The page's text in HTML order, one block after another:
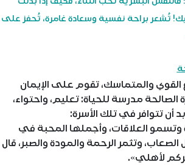
تُشعر براحة نفسية وسعادة غامرة، تُحفز على
والمتماسك، تقوم على الإيمان
الصالحة مدرسة للحياة: تعليم، واحتواء،
أن تتوافر في تلك الأسرة:
العلاقات، وأجملها المحبة في
وتثمر الرحمة والمودة والصبر، قال
لأهلي».